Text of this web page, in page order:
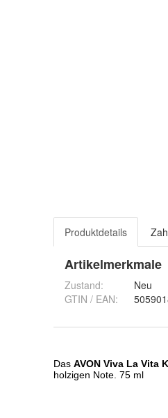
Produktdetails
Artikelmerkmale
Zustand:
Neu
GTIN / EAN: